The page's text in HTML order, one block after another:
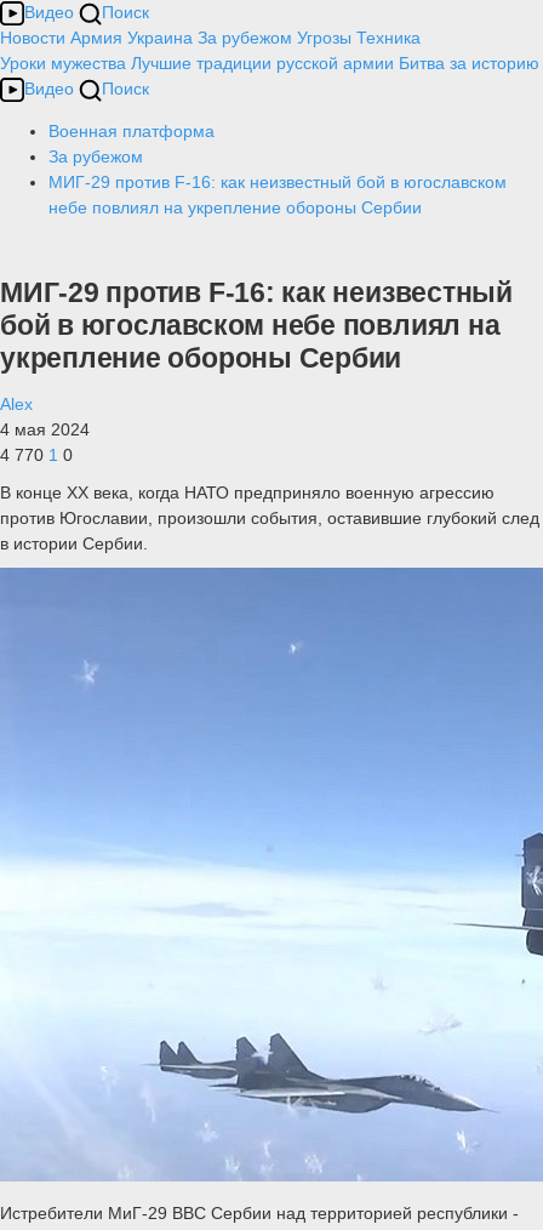
Видео
Поиск
Новости Армия Украина За рубежом Угрозы Техника
Уроки мужества Лучшие традиции русской армии Битва за историю
Видео
Поиск
Военная платформа
За рубежом
МИГ-29 против F-16: как неизвестный бой в югославском
небе повлиял на укрепление обороны Сербии
МИГ-29 против F-16: как неизвестный
бой в югославском небе повлиял на
укрепление обороны Сербии
Alex
4 мая 2024
4 770 1 0
В конце XX века, когда НАТО предприняло военную агрессию
против Югославии, произошли события, оставившие глубокий след
в истории Сербии.
Истребители МиГ-29 ВВС Сербии над территорией республики -